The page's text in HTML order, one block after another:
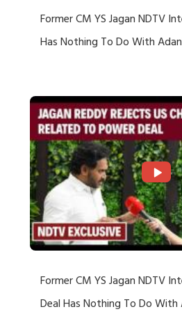
Former CM YS Jagan NDTV
Has Nothing To Do With
Former CM YS Jagan NDTV
Deal Has Nothing To Do With